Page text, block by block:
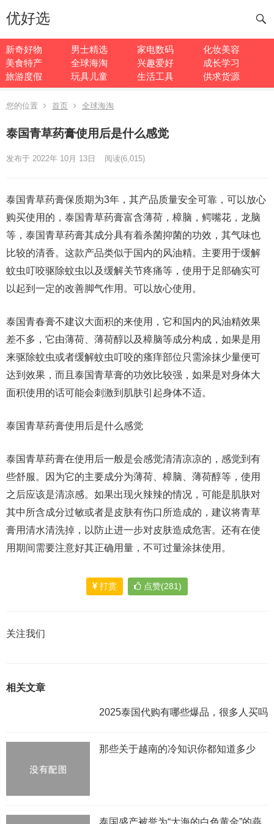
优好选
新奇好物 男士精选 家电数码
化妆美容
美食特产
全球海淘 兴趣爱好
成长学习
旅游度假
玩具儿童 生活工具 供求货源
您的位置 首页 全球海淘
泰国青草药膏使用后是什么感觉
发布于 2022年 10月 13日 阅读(6,015)
泰国青草药膏保质期为3年，其产品质量安全可靠，可以放心
购买使用的，泰国青草药膏富含薄荷，樟脑，鳄嘴花，龙脑
等，泰国青草药膏其成分具有着杀菌抑菌的功效，其气味也
比较的清香。这款产品类似于国内的风油精。主要用于缓解
蚊虫叮咬驱除蚊虫以及缓解关节疼痛等，使用于足部确实可
以起到一定的改善脚气作用。可以放心使用。
泰国青春膏不建议大面积的来使用，它和国内的风油精效果
差不多，它由薄荷、薄荷醇以及樟脑等成分构成，如果是用
来驱除蚊虫或者缓解蚊虫叮咬的瘙痒部位只需涂抹少量便可
达到效果，而且泰国青草膏的功效比较强，如果是对身体大
面积使用的话可能会刺激到肌肤引起身体不适。
泰国青草药膏使用后是什么感觉
泰国青草药膏在使用后一般是会感觉清清凉凉的，感觉到有
些舒服。因为它的主要成分为薄荷、樟脑、薄荷醇等，使用
之后应该是清凉感。如果出现火辣辣的情况，可能是肌肤对
其中所含成分过敏或者是皮肤有伤口所造成的，建议将青草
膏用清水清洗掉，以防止进一步对皮肤造成危害。还有在使
用期间需要注意好其正确用量，不可过量涂抹使用。
打赏 点赞(281)
关注我们
相关文章
2025泰国代购有哪些爆品，很多人买吗
那些关于越南的冷知识你都知道多少
泰国盛产被誉为“大海的白色黄金”的燕